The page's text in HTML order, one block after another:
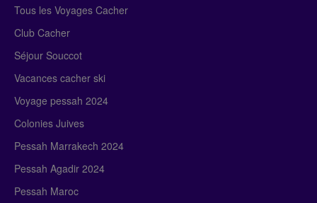
Tous les Voyages Cacher
Club Cacher
Séjour Souccot
Vacances cacher ski
Voyage pessah 2024
Colonies Juives
Pessah Marrakech 2024
Pessah Agadir 2024
Pessah Maroc